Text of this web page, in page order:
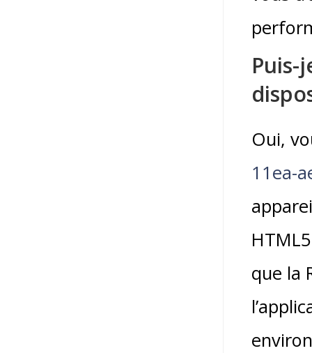
Puis-
Oui,
11ea-
que la